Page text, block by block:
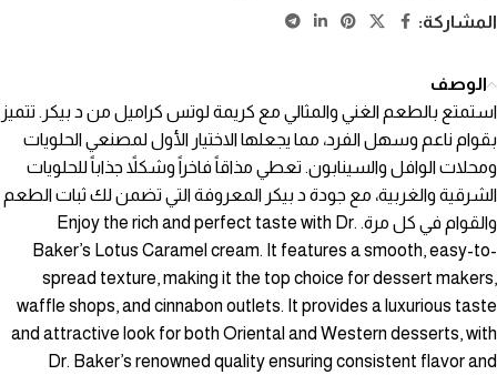
المشاركة:
الوصف
استمتع بالطعم الغني والمثالي مع كريمة لوتس كراميل من د بيكر. تتميز
بقوام ناعم وسهل الفرد، مما يجعلها الاختيار الأول لمصنعي الحلويات
ومحلات الوافل والسينابون. تعطي مذاقاً فاخراً وشكلاً جذاباً للحلويات
الشرقية والغربية، مع جودة د بيكر المعروفة التي تضمن لك ثبات الطعم
والقوام في كل مرة. Enjoy the rich and perfect taste with Dr.
Baker’s Lotus Caramel cream. It features a smooth, easy-to-
spread texture, making it the top choice for dessert makers,
waffle shops, and cinnabon outlets. It provides a luxurious taste
and attractive look for both Oriental and Western desserts, with
Dr. Baker’s renowned quality ensuring consistent flavor and